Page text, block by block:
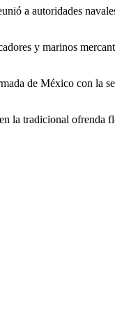
a autoridades
y marinos
de México con la
la tradicional ofrenda